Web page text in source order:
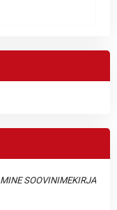
MINE SOOVINIMEKIRJA